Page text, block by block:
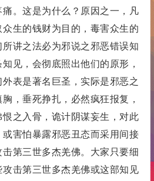
。这是为什么？原因之一，凡
生的钱财为目的，毒害众生的
讲之法必为邪说之邪恶错误知
见，会彻底照出他们的原形，
表是著名巨圣，实际是邪恶之
，垂死挣扎，必然疯狂报复，
之入骨，诡计阴谋妄生，对此
害怕暴露邪恶丑态而采用间接
第三世多杰羌佛。大家只要细
击第三世多杰羌佛或这部知见